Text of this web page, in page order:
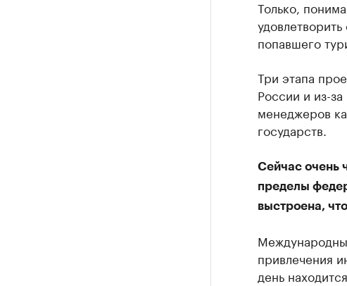
Только,
попавшего
Три этапа
России и из-
менеджеров
государств.
Сейчас очень
пределы
выстроена,
привлечения
день